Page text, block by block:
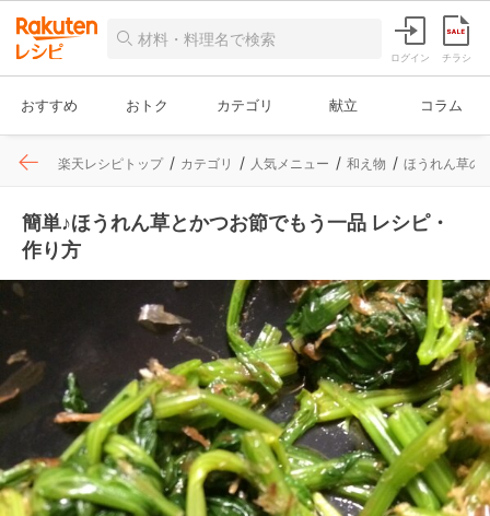
ログイン チラシ
おすすめ おトク カテゴリ 献立 コラム
楽天レシピトップ カテゴリ 人気メニュー 和え物 ほうれん草の
簡単♪ほうれん草とかつお節でもう一品 レシピ・
作り方